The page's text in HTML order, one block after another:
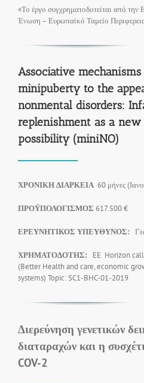
«Το έργο συγχρηματοδοτείται από
Ένωση – Ευρωπαϊκό Ταμείο
Associative
minipuberty to the
nonmental disorders:
replenishment as a
possibility (miniNO)
ΧΡΟΝΙΚΗ ΔΙΑΡΚΕΙΑ 60 μήνες
ΠΡΟΫΠΟΛΟΓΙΣΜΟΣ 617.500 €
ΕΡΕΥΝΗΤΙΚΟΣ ΥΠΕΥΘΥΝΟΣ:
ΧΡΗΜΑΤΟΔΟΤΗΣ: EE Horizon
(Better Health and care, economic
systems) Topic: SC1-BHC-01-2019
Διερεύνηση γενετικών
διαταραχών και η
COV-2